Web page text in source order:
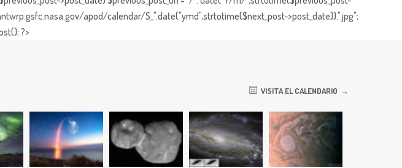
apod/calendar/S_".date("ymd",strtotime($next_post->post_date)).".jpg";
?>
VISITA EL CALENDARIO